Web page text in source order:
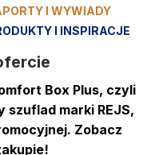
I WYWIADY
I INSPIRACJE
Box Plus, czyli
marki REJS,
Zobacz